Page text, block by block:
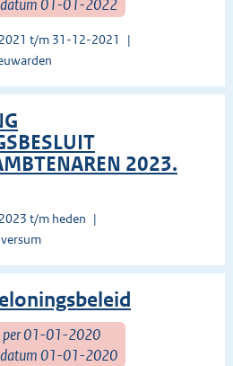
01-01-2022
t/m 31-12-2021
2023.
t/m heden
per 01-01-2020
01-01-2020